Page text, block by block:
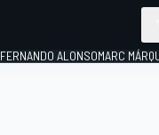
FERNANDO ALONSOMARC